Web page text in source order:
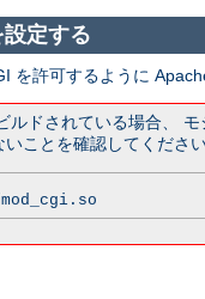
定する
を許可するように
ドされている場合、
ことを確認してくださ